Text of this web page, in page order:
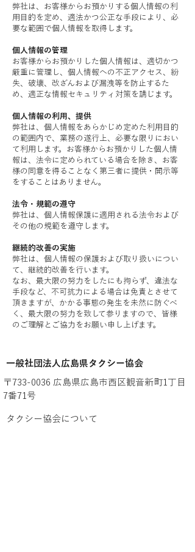
弊社は、お客様からお預かりする個人情報の利
用目的を定め、適法かつ公正な手段により、必
要な範囲で個人情報を取得します。
個人情報の管理
お客様からお預かりした個人情報は、適切かつ
厳重に管理し、個人情報への不正アクセス、紛
失、破壊、改ざんおよび漏洩等を防止するた
め、適正な情報セキュリティ対策を講じます。
個人情報の利用、提供
弊社は、個人情報をあらかじめ定めた利用目的
の範囲内で、業務の遂行上、必要な限りにおい
て利用します。お客様からお預かりした個人情
報は、法令に定められている場合を除き、お客
様の同意を得ることなく第三者に提供・開示等
をすることはありません。
法令・規範の遵守
弊社は、個人情報保護に適用される法令および
その他の規範を遵守します。
継続的改善の実施
弊社は、個人情報の保護および取り扱いについ
て、継続的改善を行います。
なお、最大限の努力をしたにも拘らず、違法な
手段など、不可抗力による場合は免責とさせて
頂きますが、かかる事態の発生を未然に防ぐべ
く、最大限の努力を致して参りますので、皆様
のご理解とご協力をお願い申し上げます。
​一般社団法人広島県タクシー協会
〒733-0036 広島県広島市西区観音新町1丁目
7番71号
タクシー協会について